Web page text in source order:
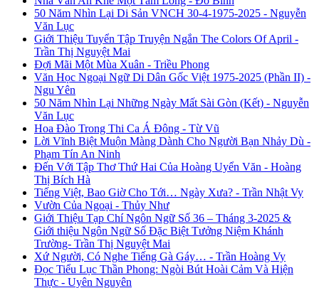
50 Năm Nhìn Lại Di Sản VNCH 30-4-1975-2025 - Nguyễn
Văn Lục
Giới Thiệu Tuyển Tập Truyện Ngắn The Colors Of April -
Trần Thị Nguyệt Mai
Đợi Mãi Một Mùa Xuân - Triều Phong
Văn Học Ngoại Ngữ Di Dân Gốc Việt 1975-2025 (Phần II) -
Ngu Yên
50 Năm Nhìn Lại Những Ngày Mất Sài Gòn (Kết) - Nguyễn
Văn Lục
Hoa Đào Trong Thi Ca Á Đông - Từ Vũ
Lời Vĩnh Biệt Muộn Màng Dành Cho Người Bạn Nhảy Dù -
Phạm Tín An Ninh
Đến Với Tập Thơ Thứ Hai Của Hoàng Uyển Văn - Hoàng
Thị Bích Hà
Tiếng Việt, Bao Giờ Cho Tới… Ngày Xưa? - Trần Nhật Vy
Vườn Của Ngoại - Thủy Như
Giới Thiệu Tạp Chí Ngôn Ngữ Số 36 – Tháng 3-2025 &
Giới thiệu Ngôn Ngữ Số Đặc Biệt Tưởng Niệm Khánh
Trường- Trần Thị Nguyệt Mai
Xứ Người, Có Nghe Tiếng Gà Gáy… - Trần Hoàng Vy
Đọc Tiểu Lục Thần Phong: Ngòi Bút Hoài Cảm Và Hiện
Thực - Uyên Nguyên